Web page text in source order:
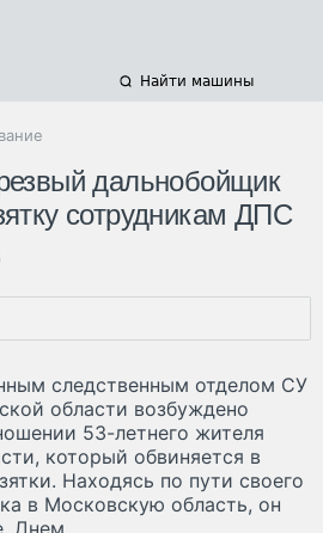
Найти машины
дальнобойщик
сотрудникам ДПС
следственным отделом СУ
области возбуждено
53-летнего жителя
который обвиняется в
Находясь по пути своего
в Московскую область, он